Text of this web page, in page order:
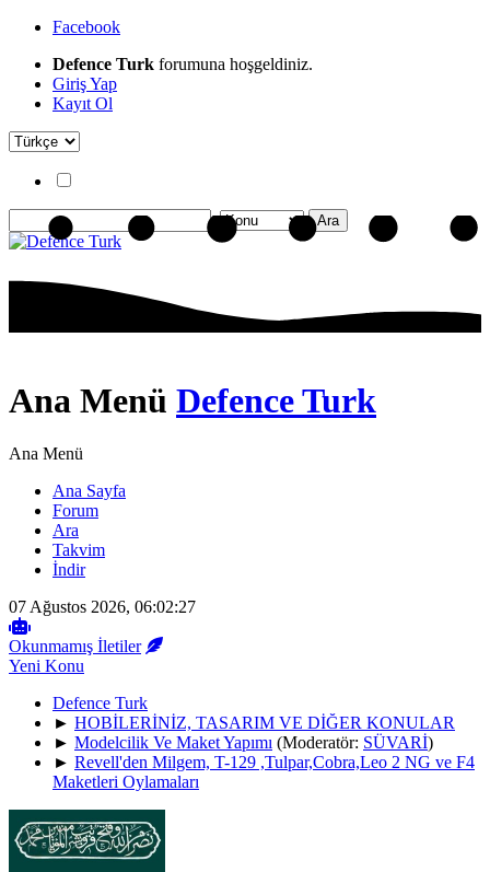
Facebook
Defence Turk forumuna hoşgeldiniz.
Giriş Yap
Kayıt Ol
Ana Menü Defence Turk
Ana Menü
Ana Sayfa
Forum
Ara
Takvim
İndir
07 Ağustos 2026, 06:02:27
Okunmamış İletiler
Yeni Konu
Defence Turk
► HOBİLERİNİZ, TASARIM VE DİĞER KONULAR
► Modelcilik Ve Maket Yapımı (Moderatör: SÜVARİ)
► Revell'den Milgem, T-129 ,Tulpar,Cobra,Leo 2 NG ve F4
Maketleri Oylamaları